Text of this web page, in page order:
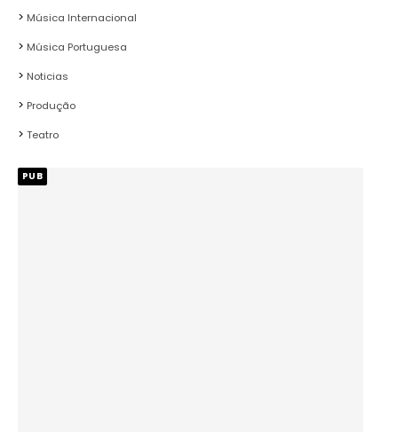
Música Internacional
Música Portuguesa
Noticias
Produção
Teatro
PUB